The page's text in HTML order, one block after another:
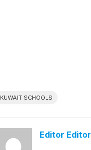
KUWAIT SCHOOLS
Editor Editor